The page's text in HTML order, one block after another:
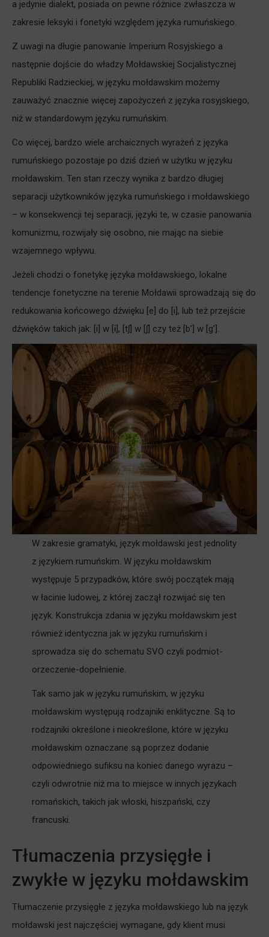
a jedynie dialekt, posiada on pewne różnice zwłaszcza w
zakresie leksyki i fonetyki względem języka rumuńskiego.
Z uwagi na długie panowanie Imperium Rosyjskiego a
następnie dojście do władzy Mołdawskiej Socjalistycznej
Republiki Radzieckiej, w języku mołdawskim możemy
zauważyć znacznie więcej zapożyczeń z języka rosyjskiego,
niż w standardowym języku rumuńskim.
Co więcej, bardzo wiele archaicznych wyrażeń z języka
rumuńskiego pozostaje po dziś dzień w użytku w języku
mołdawskim. Ten stan rzeczy wynika z bardzo długiej
separacji użytkowników języka rumuńskiego i mołdawskiego
– w konsekwencji tej separacji, języki te, w czasie panowania
komunizmu, rozwijały się osobno, nie mając na siebie
wzajemnego wpływu.
Jeżeli chodzi o fonetykę języka mołdawskiego, lokalne
tendencje fonetyczne na terenie Mołdawii sprowadzają się do
redukowania końcowego dźwięku [e] do [i], lub też przejście
dźwięków takich jak: [i] w [ɨ], [tʃ] w [ʃ] czy też [b’] w [g’].
W zakresie gramatyki, język mołdawski jest jednolity
z językiem rumuńskim. W języku mołdawskim
występuje 5 przypadków, które swój początek mają
w łacinie ludowej, z której zaczął rozwijać się ten
język. Konstrukcja zdania w języku mołdawskim jest
również identyczna jak w języku rumuńskim i
sprowadza się do schematu SVO czyli podmiot-
orzeczenie-dopełnienie.
Tak samo jak w języku rumuńskim, w języku
mołdawskim występują rodzajniki enklityczne. Są to
rodzajniki określone i nieokreślone, które w języku
mołdawskim oznaczane są poprzez dodanie
odpowiedniego sufiksu na koniec danego wyrazu –
czyli odwrotnie niż ma to miejsce w innych językach
romańskich, takich jak włoski, hiszpański, czy
francuski.
Tłumaczenia przysięgłe i
zwykłe w języku mołdawskim
Tłumaczenie przysięgłe z języka mołdawskiego lub na język
mołdawski jest najczęściej wymagane, gdy klient musi